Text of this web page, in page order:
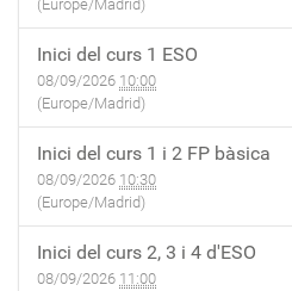
(Europe/Madrid)
Inici del curs 1 ESO
08/09/2026 10:00
(Europe/Madrid)
Inici del curs 1 i 2 FP bàsica
08/09/2026 10:30
(Europe/Madrid)
Inici del curs 2, 3 i 4 d'ESO
08/09/2026 11:00